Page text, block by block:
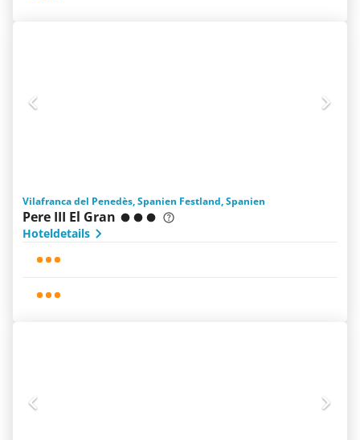
Vilafranca del Penedès, Spanien Festland, Spanien
Pere III El Gran
Hoteldetails